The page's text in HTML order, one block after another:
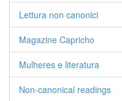
Lettura non canonici
Magazine Capricho
Mulheres e literatura
Non-canonical readings